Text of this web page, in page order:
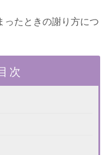
たときの謝り方につ
次